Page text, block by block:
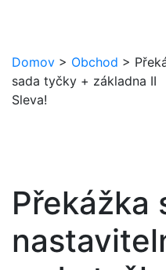
Domov > Obchod >
sada tyčky + základna II
Sleva!
Překážka